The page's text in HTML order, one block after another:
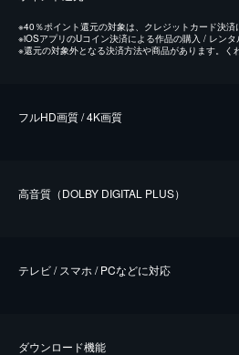
※40％ポイント還元の対象は、クレジットカード決済
※iOSアプリのUコイン決済による作品の購入 / レンタ
※還元の対象外となる決済方法や商品があります。く
フルHD画質 / 4K画質
⾼⾳質（DOLBY DIGITAL PLUS）
テレビ / スマホ / PCなどに対応
ダウンロード機能